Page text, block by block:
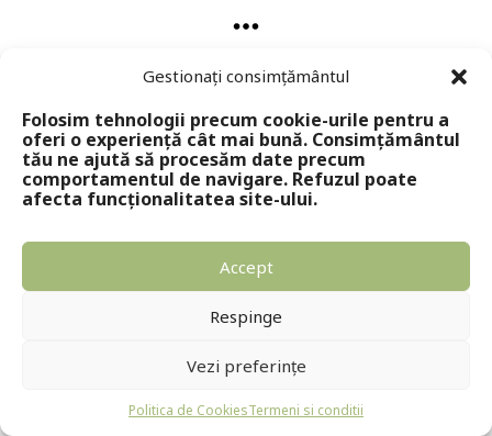
Gestionați consimțământul
Folosim tehnologii precum cookie-urile pentru a
oferi o experiență cât mai bună. Consimțământul
tău ne ajută să procesăm date precum
comportamentul de navigare. Refuzul poate
afecta funcționalitatea site-ului.
Accept
Respinge
Vezi preferințe
Politica de CookiesTermeni si conditii
Copyright © 2024 - Editura Solomon